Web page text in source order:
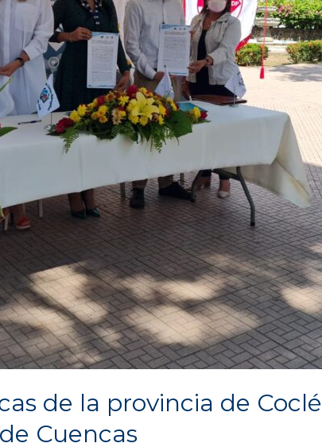
de la provincia de
Cuencas